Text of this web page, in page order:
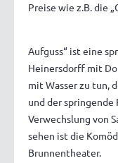
Preise wie z.B. die
Aufguss“ ist eine
Heinersdorff mit
mit Wasser zu tun,
und der
Verwechslung von
sehen ist die
Brunnentheater.